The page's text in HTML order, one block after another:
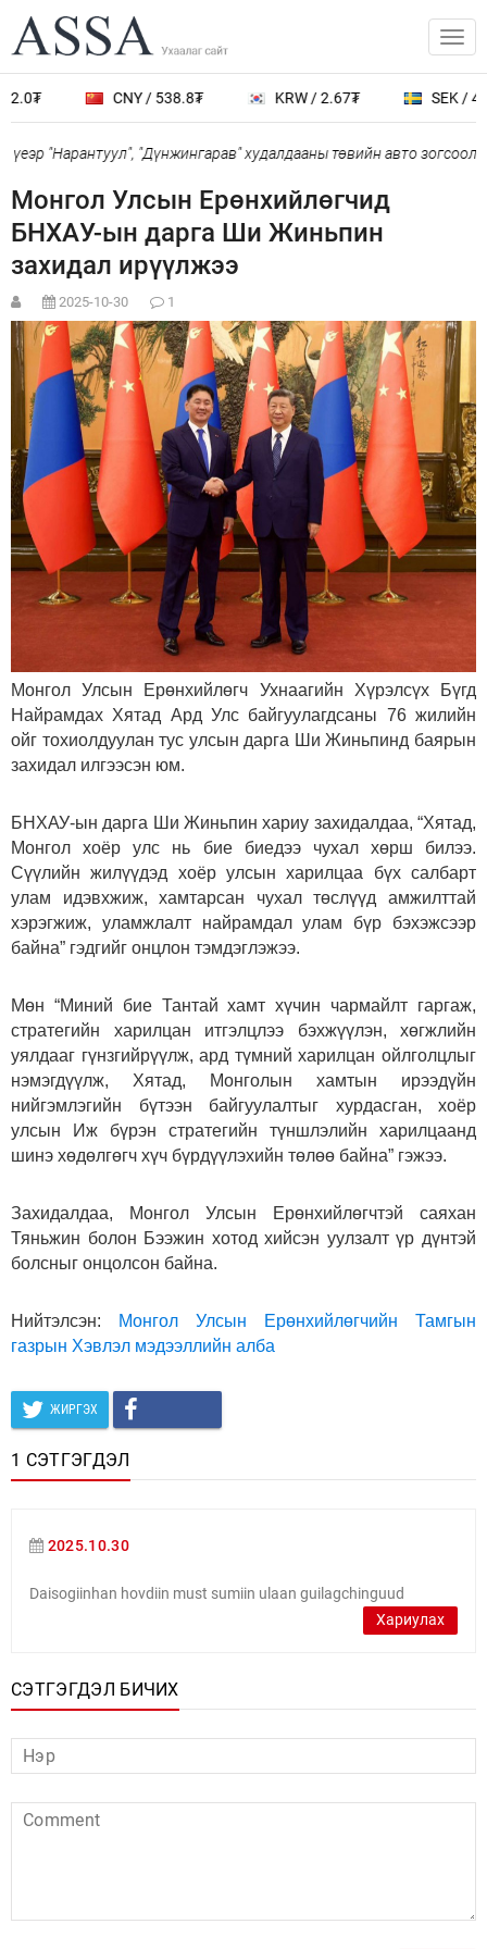
CNY / 538.8₮ KRW / 2.67₮ SEK /
"Нарантуул", "Дүнжингарав" худалдааны төвийн авто зогсоолыг
Монгол Улсын Ерөнхийлөгчид
БНХАУ-ын дарга Ши Жиньпин
захидал ирүүлжээ
2025-10-30 1
Монгол Улсын Ерөнхийлөгч Ухнаагийн Хүрэлсүх Бүгд
Найрамдах Хятад Ард Улс байгуулагдсаны 76 жилийн
ойг тохиолдуулан тус улсын дарга Ши Жиньпинд баярын
захидал илгээсэн юм.
БНХАУ-ын дарга Ши Жиньпин хариу захидалдаа, “Хятад,
Монгол хоёр улс нь бие биедээ чухал хөрш билээ.
Сүүлийн жилүүдэд хоёр улсын харилцаа бүх салбарт
улам идэвхжиж, хамтарсан чухал төслүүд амжилттай
хэрэгжиж, уламжлалт найрамдал улам бүр бэхэжсээр
байна” гэдгийг онцлон тэмдэглэжээ.
Мөн “Миний бие Тантай хамт хүчин чармайлт гаргаж,
стратегийн харилцан итгэлцлээ бэхжүүлэн, хөгжлийн
уялдааг гүнзгийрүүлж, ард түмний харилцан ойлголцлыг
нэмэгдүүлж, Хятад, Монголын хамтын ирээдүйн
нийгэмлэгийн бүтээн байгуулалтыг хурдасган, хоёр
улсын Иж бүрэн стратегийн түншлэлийн харилцаанд
шинэ хөдөлгөгч хүч бүрдүүлэхийн төлөө байна” гэжээ.
Захидалдаа, Монгол Улсын Ерөнхийлөгчтэй саяхан
Тяньжин болон Бээжин хотод хийсэн уулзалт үр дүнтэй
болсныг онцолсон байна.
Нийтэлсэн:
Монгол Улсын Ерөнхийлөгчийн Тамгын
газрын Хэвлэл мэдээллийн алба
ЖИРГЭХ
1 СЭТГЭГДЭЛ
2025.10.30
Daisogiinhan hovdiin must sumiin ulaan guilagchinguud
Хариулах
СЭТГЭГДЭЛ БИЧИХ